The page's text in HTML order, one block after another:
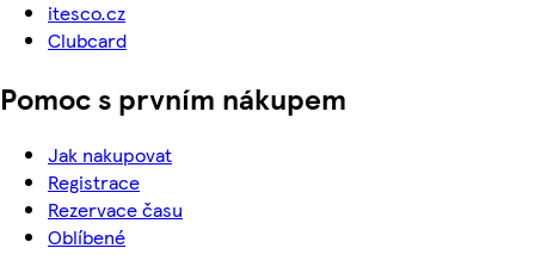
itesco.cz
Clubcard
Pomoc s prvním nákupem
Jak nakupovat
Registrace
Rezervace času
Oblíbené